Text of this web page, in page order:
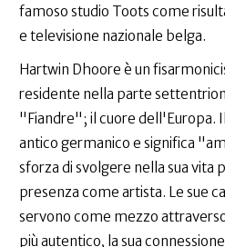
famoso studio Toots come
e televisione nazionale belga.
Hartwin Dhoore è un
residente nella parte
"Fiandre"; il cuore dell'Europa.
antico germanico e significa
sforza di svolgere nella sua vita
presenza come artista. Le sue
servono come mezzo
più autentico, la sua